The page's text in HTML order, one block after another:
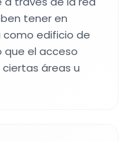
tener en
edificio de
que el acceso
áreas u